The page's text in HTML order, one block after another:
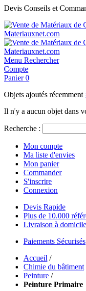
Devis Conseils et
Menu Rechercher
Compte
Panier 0
Objets ajoutés récemment
Il n'y a aucun objet dans
Recherche :
Mon compte
Ma liste d'envies
Mon panier
Commander
S'inscrire
Connexion
Devis Rapide
Plus de 10.000
Livraison à
Paiements Sécurisés
Accueil /
Chimie du bâtiment
Peinture /
Peinture Primaire